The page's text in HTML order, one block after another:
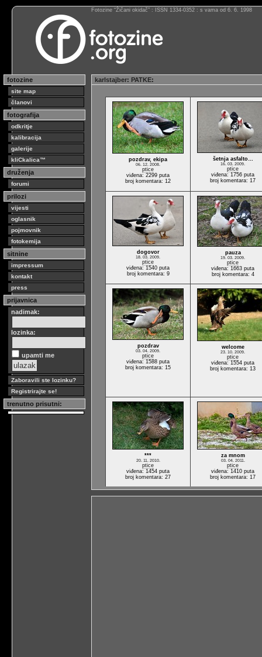
Fotozine “Žičani okidač” : ISSN 1334-0352 : s vama od 6. 6. 1998
fotozine
site map
članovi
fotografija
odkritje
kalibracija
galerije
kliCkalica™
druženja
forumi
prilozi
vijesti
oglasnik
pojmovnik
fotokemija
sitnine
impressum
kontakt
press
prijavnica
nadimak:
lozinka:
upamti me
Zaboravili ste lozinku?
Registrirajte se!
trenutno prisutni:
karlstajber: PATKE:
pozdrav, ekipa
06. 12. 2008.
ptice
viđena: 2299 puta
broj komentara: 12
šetnja asfalto…
16. 03. 2009.
ptice
viđena: 1756 puta
broj komentara: 17
dogovor
18. 03. 2009.
ptice
viđena: 1540 puta
broj komentara: 9
pauza
19. 03. 2009.
ptice
viđena: 1663 puta
broj komentara: 4
pozdrav
03. 04. 2009.
ptice
viđena: 1588 puta
broj komentara: 15
welcome
23. 10. 2009.
ptice
viđena: 1554 puta
broj komentara: 13
***
20. 11. 2010.
ptice
viđena: 1454 puta
broj komentara: 27
za mnom
03. 04. 2011.
ptice
viđena: 1410 puta
broj komentara: 17